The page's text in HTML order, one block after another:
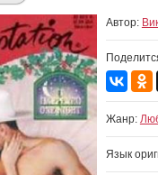
Автор:
Жанр:
Язык